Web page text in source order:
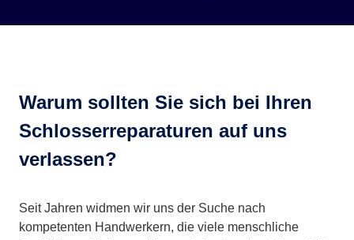
Warum sollten Sie sich bei Ihren
Schlosserreparaturen auf uns
verlassen?
Seit Jahren widmen wir uns der Suche nach
kompetenten Handwerkern, die viele menschliche